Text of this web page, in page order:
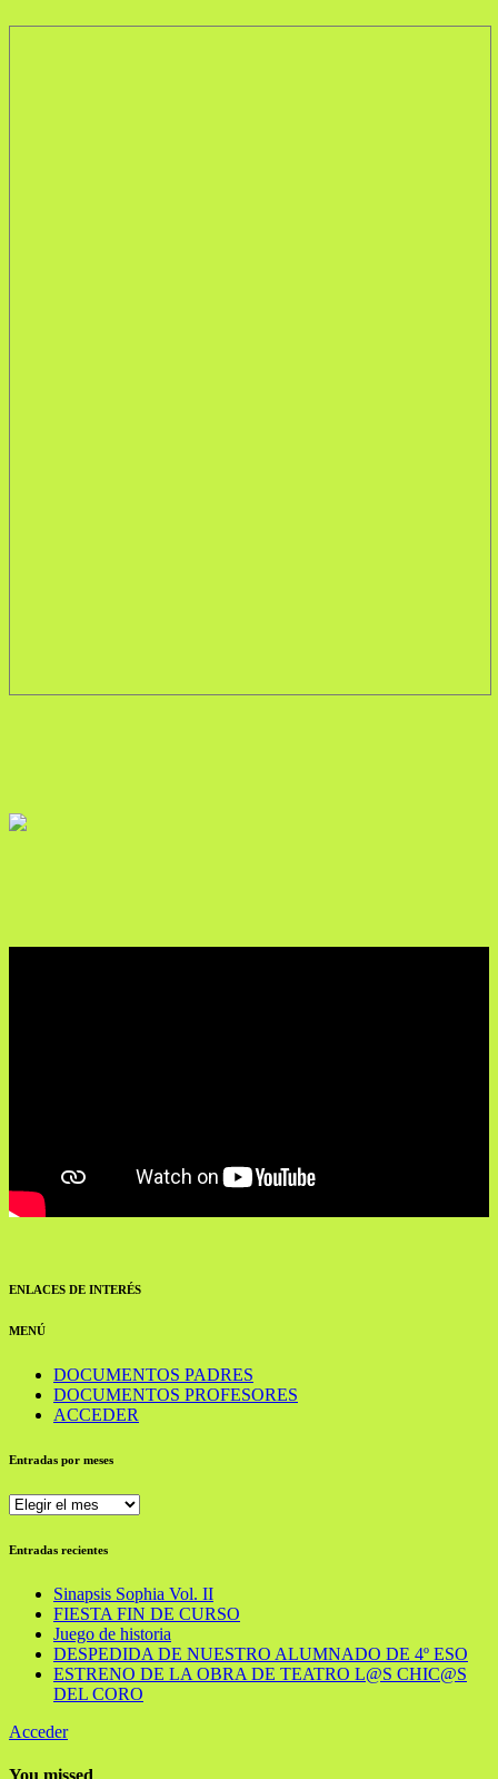
ENLACES DE INTERÉS
MENÚ
DOCUMENTOS PADRES
DOCUMENTOS PROFESORES
ACCEDER
Entradas por meses
Entradas
meses
Entradas recientes
Sinapsis Sophia Vol. II
FIESTA FIN DE CURSO
Juego de historia
DESPEDIDA DE NUESTRO ALUMNADO DE 4º ESO
ESTRENO DE LA OBRA DE TEATRO L@S CHIC@S
DEL CORO
Acceder
You missed